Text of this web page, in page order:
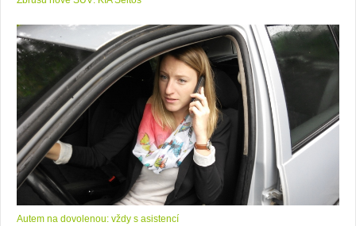
Autem na dovolenou: vždy s asistencí